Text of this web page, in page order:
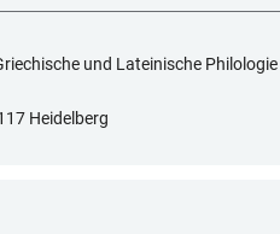
und Lateinische Philologie
Heidelberg